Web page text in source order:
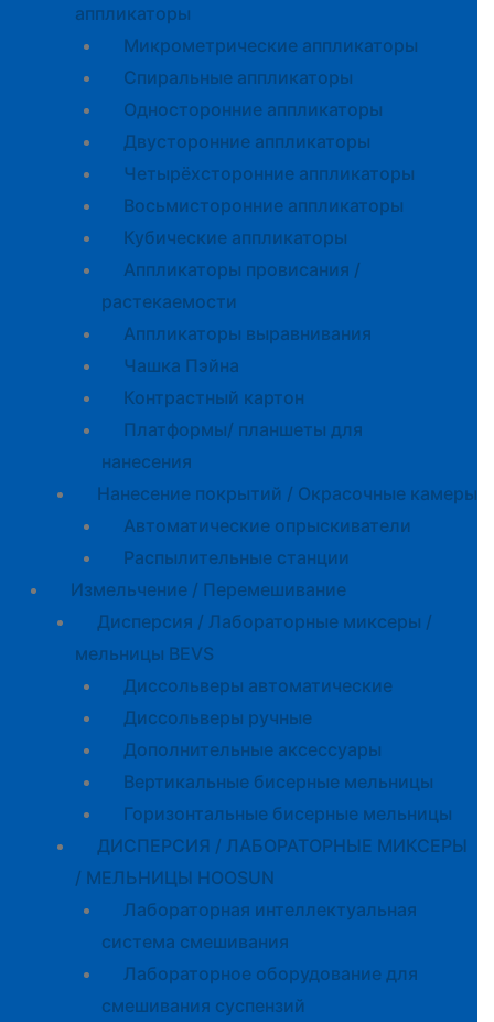
аппликаторы
Микрометрические аппликаторы
Спиральные аппликаторы
Односторонние аппликаторы
Двусторонние аппликаторы
Четырёхсторонние аппликаторы
Восьмисторонние аппликаторы
Кубические аппликаторы
Аппликаторы провисания /
растекаемости
Аппликаторы выравнивания
Чашка Пэйна
Контрастный картон
Платформы/ планшеты для
нанесения
Нанесение покрытий / Окрасочные камеры
Автоматические опрыскиватели
Распылительные станции
Измельчение / Перемешивание
Дисперсия / Лабораторные миксеры /
мельницы BEVS
Диссольверы автоматические
Диссольверы ручные
Дополнительные аксессуары
Вертикальные бисерные мельницы
Горизонтальные бисерные мельницы
ДИСПЕРСИЯ / ЛАБОРАТОРНЫЕ МИКСЕРЫ
/ МЕЛЬНИЦЫ HOOSUN
Лабораторная интеллектуальная
система смешивания
Лабораторное оборудование для
смешивания суспензий